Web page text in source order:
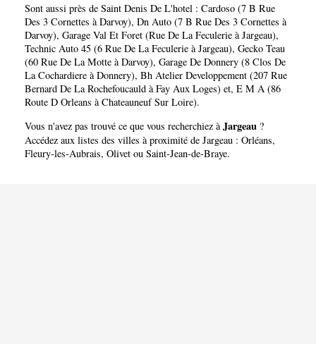
Sont aussi près de Saint Denis De L'hotel : Cardoso (7 B Rue
Des 3 Cornettes à Darvoy), Dn Auto (7 B Rue Des 3 Cornettes à
Darvoy), Garage Val Et Foret (Rue De La Feculerie à Jargeau),
Technic Auto 45 (6 Rue De La Feculerie à Jargeau), Gecko Teau
(60 Rue De La Motte à Darvoy), Garage De Donnery (8 Clos De
La Cochardiere à Donnery), Bh Atelier Developpement (207 Rue
Bernard De La Rochefoucauld à Fay Aux Loges) et, E M A (86
Route D Orleans à Chateauneuf Sur Loire).
Vous n'avez pas trouvé ce que vous recherchiez àJargeau ?
Accédez aux listes des villes à proximité de Jargeau : Orléans,
Fleury-les-Aubrais, Olivet ou Saint-Jean-de-Braye.